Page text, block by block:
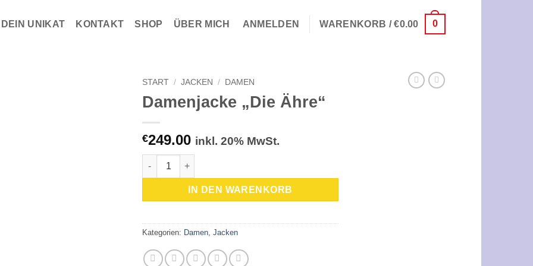
DEIN UNIKAT KONTAKT SHOP ÜBER MICH ANMELDEN WARENKORB /€0.00 0
START / JACKEN / DAMEN
Damenjacke „Die Ähre“
€249.00 inkl. 20% MwSt.
Damenjacke "Die Ähre" Menge
IN DEN WARENKORB
Kategorien: Damen Jacken